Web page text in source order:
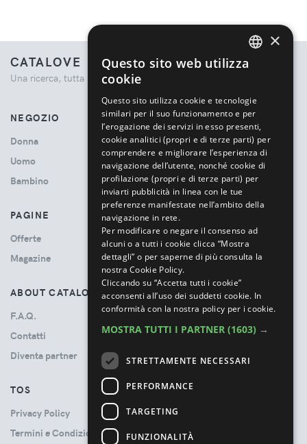
CATALOVE
Una ricerca, tutta la moda.
NEGOZIO
Donna
Uomo
Bambino
PAGINE
Offerte
Magazine
ABOUT CATALOVE
F.A.Q.
Contatti
Diventa partner
TOS
Privacy Policy
Termini e Condizioni
×
Questo sito web utilizza
cookie
Questo sito utilizza cookie e tecnologie
similari per il suo funzionamento e per
l’erogazione dei servizi in esso presenti,
cookie analitici (propri e di terze parti) per
comprendere e migliorare l’esperienza di
navigazione dell’utente, nonché cookie di
profilazione (propri e di terze parti) per
inviarti pubblicità in linea con le tue
preferenze manifestate nell’ambito della
navigazione in rete.
Per modificare o negare il consenso ad
alcuni o a tutti i cookie clicca “Mostra
dettagli” o per saperne di più consulta la
nostra Cookie Policy.
Cliccando su “Accetta tutti i cookie”
acconsenti all’uso dei suddetti cookie. In
conformità con la nostra policy per i cookie.
MOSTRA TUTTI I PARTNER (1603) →
STRETTAMENTE NECESSARI
PERFORMANCE
TARGETING
FUNZIONALITÀ